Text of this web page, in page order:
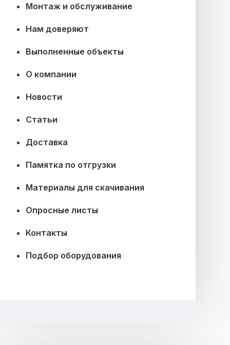
Монтаж и обслуживание
Нам доверяют
Выполненные объекты
О компании
Новости
Статьи
Доставка
Памятка по отгрузки
Материалы для скачивания
Опросные листы
Контакты
Подбор оборудования